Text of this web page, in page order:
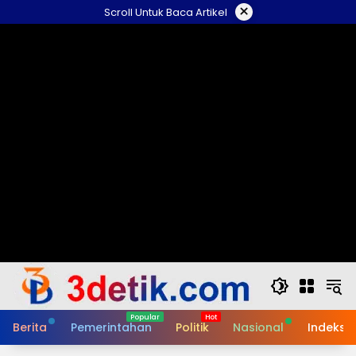
to
Scroll Untuk Baca Artikel ×
Berita Pemerintahan Politik Nasional Indeks